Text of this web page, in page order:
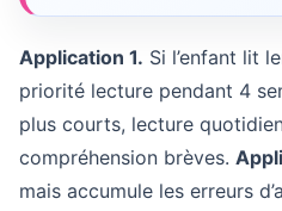
Application 1. Si l’enfant lit
priorité lecture pendant 4
plus courts, lecture
compréhension brèves.
mais accumule les erreurs